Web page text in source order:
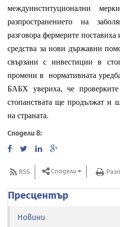
междуинституционални
разпространението на
разговора фермерите поставиха
средства за нови държавни
свързани с инвестиции в
промени в нормативната
БАБХ увериха, че
стопанствата ще продължат и
на страната.
Сподели в:
RSS Сподели
Пресцентър
Новини